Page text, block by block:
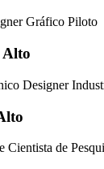
Gráfico Piloto
Alto
Designer
Cientista de